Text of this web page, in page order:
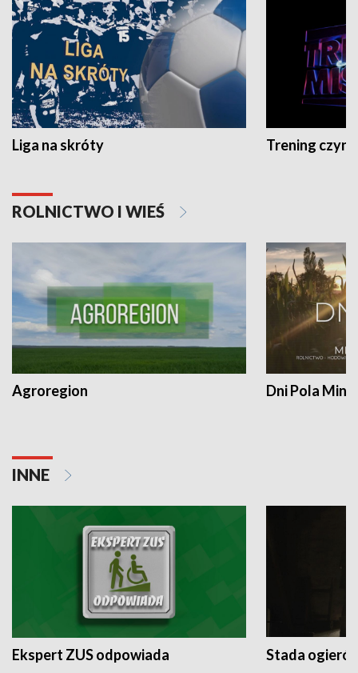
Liga na skróty Trening czyni
ROLNICTWO I WIEŚ
Agroregion Dni Pola
INNE
Ekspert ZUS odpowiada Stada